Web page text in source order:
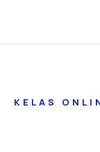
KELAS